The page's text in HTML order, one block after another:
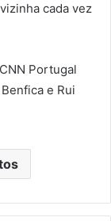
cada vez
Portugal
e Rui